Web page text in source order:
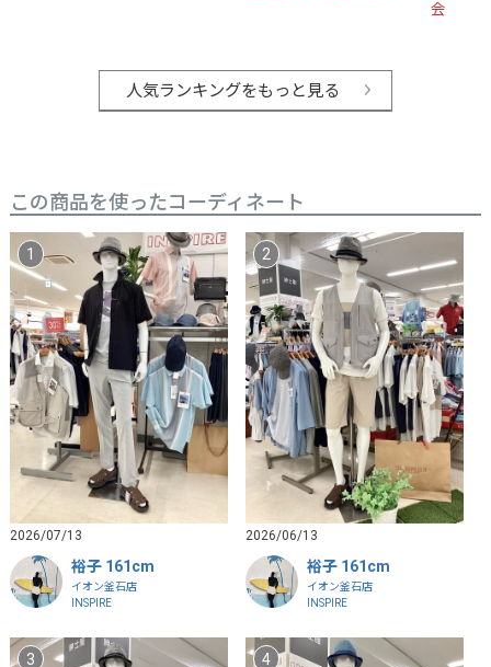
会員価格
人気ランキングをもっと見る
この商品を使ったコーディネート
2026/07/13
裕子 161cm
イオン釜石店
INSPIRE
2026/06/13
裕子 161cm
イオン釜石店
INSPIRE